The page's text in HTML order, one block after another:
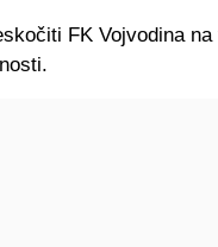
FK Vojvodina